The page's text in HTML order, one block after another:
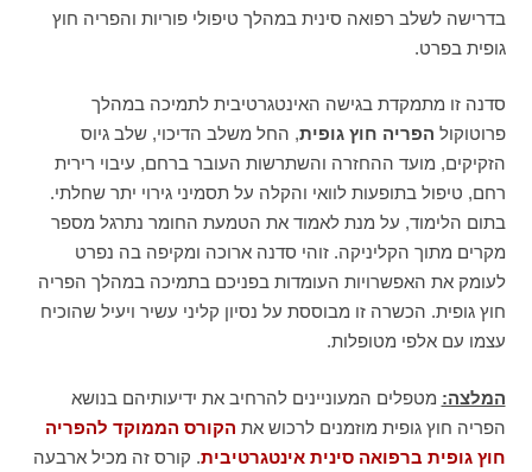
בדרישה לשלב רפואה סינית במהלך טיפולי פוריות והפריה חוץ
גופית בפרט.
סדנה זו מתמקדת בגישה האינטגרטיבית לתמיכה במהלך
פרוטוקול הפריה חוץ גופית, החל משלב הדיכוי, שלב גיוס
הזקיקים, מועד ההחזרה והשתרשות העובר ברחם, עיבוי רירית
רחם, טיפול בתופעות לוואי והקלה על תסמיני גירוי יתר שחלתי.
בתום הלימוד, על מנת לאמוד את הטמעת החומר נתרגל מספר
מקרים מתוך הקליניקה. זוהי סדנה ארוכה ומקיפה בה נפרט
לעומק את האפשרויות העומדות בפניכם בתמיכה במהלך הפריה
חוץ גופית. הכשרה זו מבוססת על נסיון קליני עשיר ויעיל שהוכיח
עצמו עם אלפי מטופלות.
המלצה: מטפלים המעוניינים להרחיב את ידיעותיהם בנושא
הפריה חוץ גופית מוזמנים לרכוש את הקורס הממוקד להפריה
חוץ גופית ברפואה סינית אינטגרטיבית. קורס זה מכיל ארבעה